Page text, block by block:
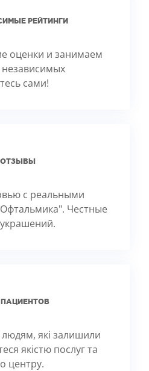
РЕЙТИНГИ
оценки и занимаем
независимых
сами!
с реальными
Честные
які залишили
якістю послуг та
центру.